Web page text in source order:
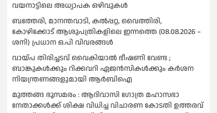
വയനാട്ടിലെ അധ്യാപക ഒഴിവുകൾ
ബത്തേരി, മാനന്തവാടി, കൽപ്പറ്റ, വൈത്തിരി,
കോഴിക്കോട് ആശുപത്രികളിലെ ഇന്നത്തെ (08.08.2026 –
ശനി) പ്രധാന ഒ.പി വിവരങ്ങൾ
വായ്പ തിരിച്ചടവ് വൈകിയാല്‍ ഭീഷണി വേണ്ട ;
ബാങ്കുകള്‍ക്കും റിക്കവറി ഏജൻസികള്‍ക്കും കര്‍ശന
നിയന്ത്രണങ്ങളുമായി ആര്‍ബിഐ
മുത്തങ്ങ ഭൂസമരം : ആദിവാസി ഗോത്ര മഹാസഭാ
നേതാക്കള്‍ക്ക് ശിക്ഷ വിധിച്ച വിചാരണ കോടതി ഉത്തരവ്